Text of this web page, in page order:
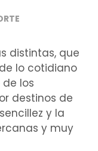
distintas, que
lo cotidiano
los
destinos de
y la
y muy